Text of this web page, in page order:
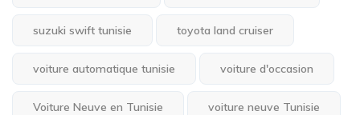
suzuki swift tunisie toyota land cruiser
voiture automatique tunisie voiture d'occasion
Voiture Neuve en Tunisie voiture neuve Tunisie